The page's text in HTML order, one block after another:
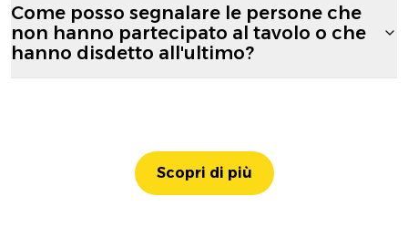
Come posso segnalare le persone che
non hanno partecipato al tavolo o che
hanno disdetto all'ultimo?
Scopri di più